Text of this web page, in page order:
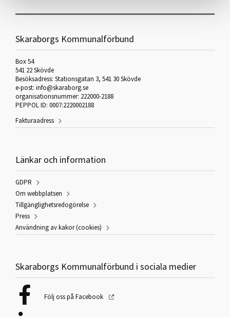
Skaraborgs Kommunalförbund
Box 54
541 22 Skövde
Besöksadress: Stationsgatan 3, 541 30 Skövde
e-post: info@skaraborg.se
organisationsnummer: 222000-2188
PEPPOL ID: 0007:2220002188
Fakturaadress
Länkar och information
GDPR
Om webbplatsen
Tillgänglighetsredogörelse
Press
Användning av kakor (cookies)
Skaraborgs Kommunalförbund i sociala medier
Följ oss på Facebook